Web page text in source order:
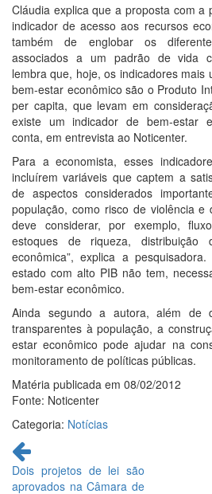
Cláudia explica que a proposta com a
indicador de acesso aos recursos
também de englobar os
associados a um padrão de vida
lembra que, hoje, os indicadores mais
bem-estar econômico são o Produto
per capita, que levam em
existe um indicador de bem-estar
conta, em entrevista ao Noticenter.
Para a economista, esses
incluírem variáveis que captem a
de aspectos considerados
população, como risco de violência e
deve considerar, por exemplo,
estoques de riqueza,
econômica”, explica a
estado com alto PIB não tem,
bem-estar econômico.
Ainda segundo a autora, além de
transparentes à população, a
estar econômico pode ajudar na
monitoramento de políticas públicas.
Matéria publicada em 08/02/2012
Fonte: Noticenter
Categoria: Notícias
Continue
lendo
Dois projetos de lei são
aprovados na Câmara de